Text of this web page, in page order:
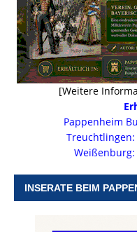
[Weitere
Pappenheim
Treuchtlingen:
INSERATE BEIM